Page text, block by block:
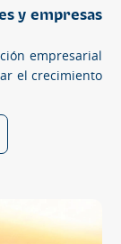
y empresas
empresarial
el crecimiento